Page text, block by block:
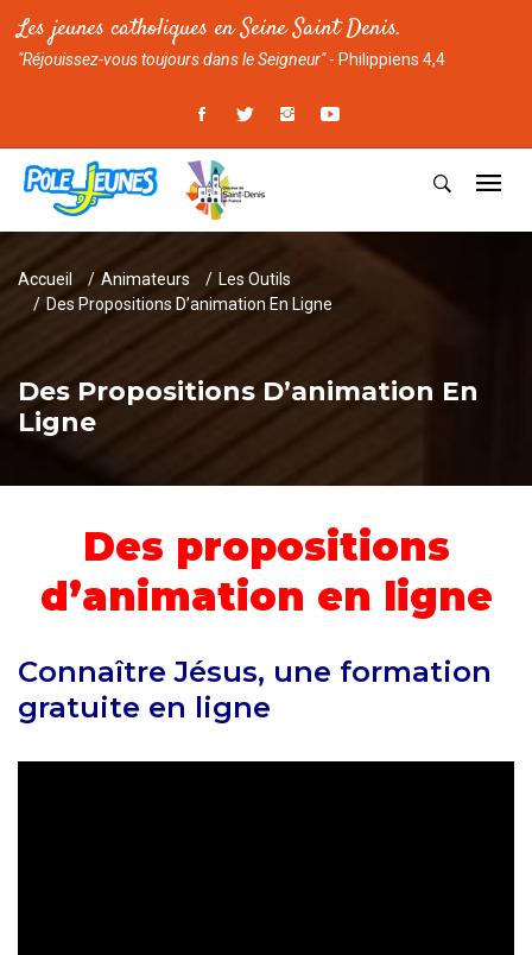
Les jeunes catholiques en Seine Saint Denis.
"Réjouissez-vous toujours dans le Seigneur"- Philippiens 4,4
Accueil Animateurs
Les Outils
Des Propositions D’animation En Ligne
Des Propositions D’animation En
Ligne
Des propositions
d’animation en ligne
Connaître Jésus, une formation
gratuite en ligne